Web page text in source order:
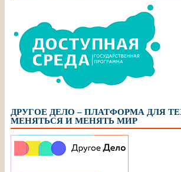
ДРУГОЕ ДЕЛО – ПЛАТФОРМА ДЛЯ
МЕНЯТЬСЯ И МЕНЯТЬ МИР